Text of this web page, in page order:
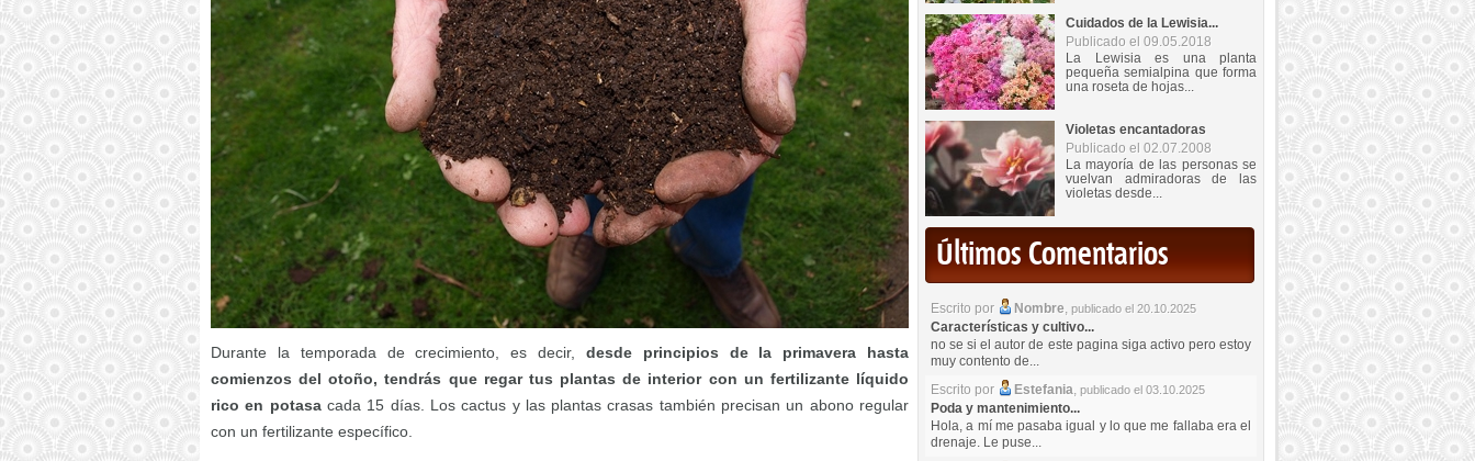
Durante la temporada de crecimiento, es decir, desde principios de la primavera hasta
comienzos del otoño, tendrás que regar tus plantas de interior con un fertilizante líquido
rico en potasacada 15 días. Los cactus y las plantas crasas también precisan un abono regular
con un fertilizante específico.
Cuidados de la Lewisia...
Publicado el 09.05.2018
La Lewisia es una planta
pequeña semialpina que forma
una roseta de hojas...
Violetas encantadoras
Publicado el 02.07.2008
La mayoría de las personas se
vuelvan admiradoras de las
violetas desde...
Últimos Comentarios
Escrito por Nombre, publicado el 20.10.2025
Características y cultivo...
no se si el autor de este pagina siga activo pero estoy
muy contento de...
Escrito por
Estefania, publicado el 03.10.2025
Poda y mantenimiento...
Hola, a mí me pasaba igual y lo que me fallaba era el
drenaje. Le puse...